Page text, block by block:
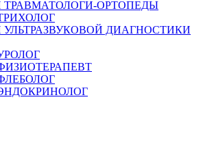
ТРАВМАТОЛОГИ-ОРТОПЕДЫ
УЛЬТРАЗВУКОВОЙ ДИАГНОСТИКИ